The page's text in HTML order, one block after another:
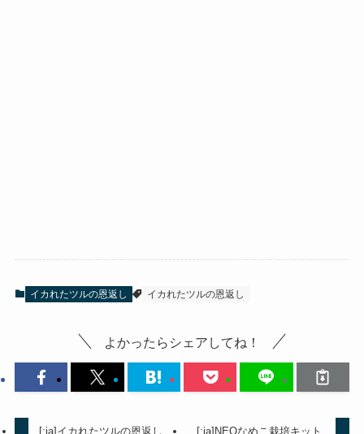
イカれたツルの恩返し イカれたツルの恩返し
よかったらシェアしてね！
[:ja]イカれたツルの恩返し
[:ja]NEOなめこ栽培キット